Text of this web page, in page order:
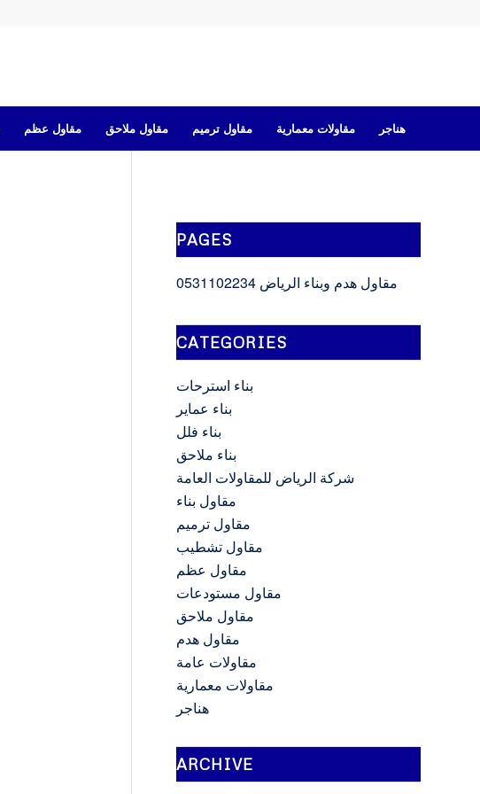
مقاول عظم مقاول ملاحق مقاول ترميم مقاولات معمارية هناجر
PAGES
مقاول هدم وبناء الرياض 0531102234
CATEGORIES
بناء استرحات
بناء عماير
بناء فلل
بناء ملاحق
شركة الرياض للمقاولات العامة
مقاول بناء
مقاول ترميم
مقاول تشطيب
مقاول عظم
مقاول مستودعات
مقاول ملاحق
مقاول هدم
مقاولات عامة
مقاولات معمارية
هناجر
ARCHIVE